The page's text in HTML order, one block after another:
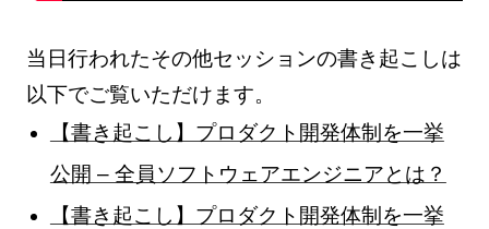
当日行われたその他セッションの書き起こしは
以下でご覧いただけます。
【書き起こし】プロダクト開発体制を一挙
公開 – 全員ソフトウェアエンジニアとは？
【書き起こし】プロダクト開発体制を一挙